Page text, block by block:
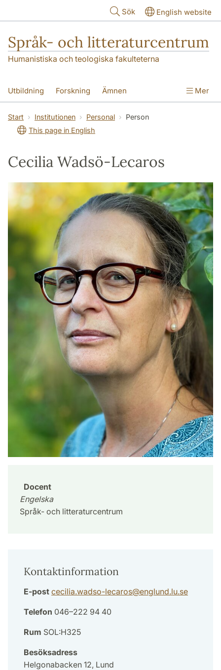
Sök English website
Språk- och litteraturcentrum
Humanistiska och teologiska fakulteterna
Utbildning Forskning Ämnen
SOL-husen Kontakt Institutionen
översättning till svenska
Mer
Start Institutionen Personal
Person
This page in English
Cecilia Wadsö-Lecaros
Docent
Engelska
Språk- och litteraturcentrum
Kontaktinformation
E-post cecilia.wadso-lecaros@englund.lu.se
Telefon 046–222 94 40
Rum SOL:H325
Besöksadress
Helgonabacken 12, Lund